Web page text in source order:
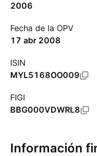
2006
Fecha de la OPV
17 abr 2008
ISIN
MYL5168OO009
FIGI
BBG000VDWRL8
Información